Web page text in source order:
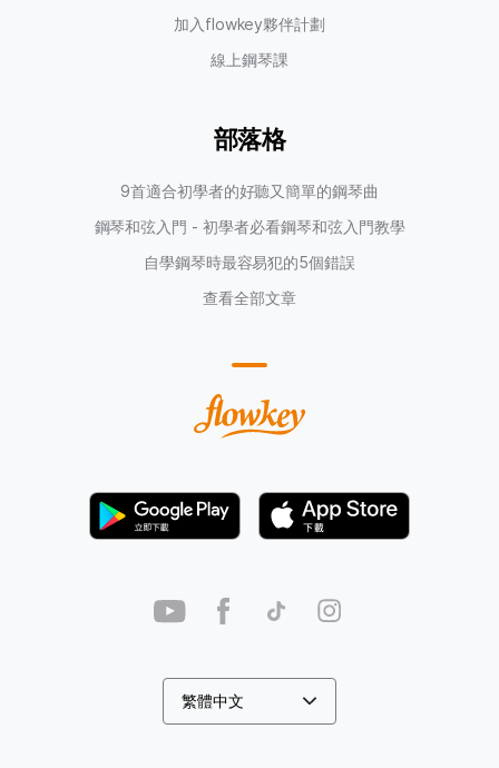
加入flowkey夥伴計劃
線上鋼琴課
部落格
9首適合初學者的好聽又簡單的鋼琴曲
鋼琴和弦入門 - 初學者必看鋼琴和弦入門教學
自學鋼琴時最容易犯的5個錯誤
查看全部文章